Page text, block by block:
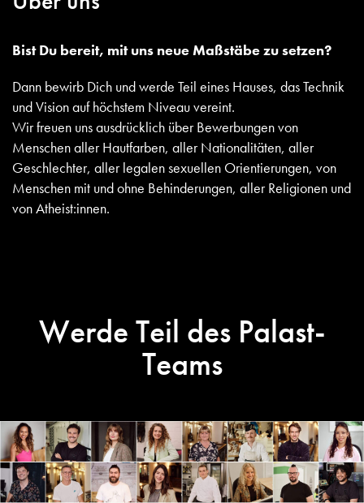
Bist Du bereit, mit uns neue Maßstäbe zu setzen?
Dann bewirb Dich und werde Teil eines Hauses, das Technik
und Vision auf höchstem Niveau vereint.
Wir freuen uns ausdrücklich über Bewerbungen von
Menschen aller Hautfarben, aller Nationalitäten, aller
Geschlechter, aller legalen sexuellen Orientierungen, von
Menschen mit und ohne Behinderungen, aller Religionen und
vonAtheist:innen.
Werde Teil des Palast-
Teams